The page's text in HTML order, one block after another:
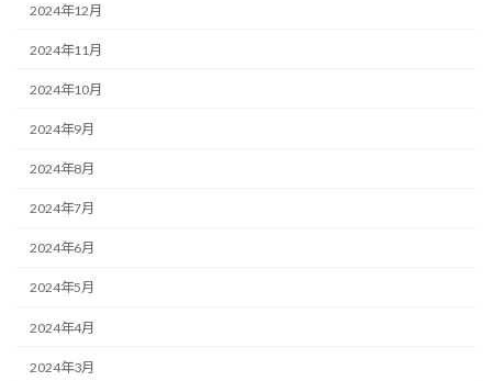
2024年12月
2024年11月
2024年10月
2024年9月
2024年8月
2024年7月
2024年6月
2024年5月
2024年4月
2024年3月